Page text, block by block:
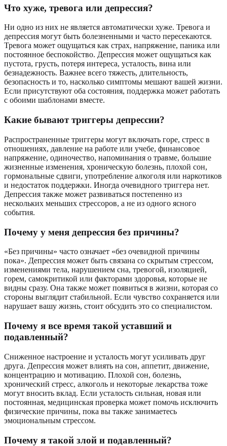
Что хуже, тревога или депрессия?
Ни одно из них не является автоматически хуже. Тревога и
депрессия могут быть болезненными и часто пересекаются.
Тревога может ощущаться как страх, напряжение, паника или
постоянное беспокойство. Депрессия может ощущаться как
пустота, грусть, потеря интереса, усталость, вина или
безнадежность. Важнее всего тяжесть, длительность,
безопасность и то, насколько симптомы мешают вашей жизни.
Если присутствуют оба состояния, поддержка может работать
с обоими шаблонами вместе.
Какие бывают триггеры депрессии?
Распространенные триггеры могут включать горе, стресс в
отношениях, давление на работе или учебе, финансовое
напряжение, одиночество, напоминания о травме, большие
жизненные изменения, хроническую болезнь, плохой сон,
гормональные сдвиги, употребление алкоголя или наркотиков
и недостаток поддержки. Иногда очевидного триггера нет.
Депрессия также может развиваться постепенно из
нескольких меньших стрессоров, а не из одного ясного
события.
Почему у меня депрессия без причины?
«Без причины» часто означает «без очевидной причины
пока». Депрессия может быть связана со скрытым стрессом,
изменениями тела, нарушением сна, тревогой, изоляцией,
горем, самокритикой или факторами здоровья, которые не
видны сразу. Она также может появиться в жизни, которая со
стороны выглядит стабильной. Если чувство сохраняется или
нарушает вашу жизнь, стоит обсудить это со специалистом.
Почему я все время такой уставший и
подавленный?
Сниженное настроение и усталость могут усиливать друг
друга. Депрессия может влиять на сон, аппетит, движение,
концентрацию и мотивацию. Плохой сон, болезнь,
хронический стресс, алкоголь и некоторые лекарства тоже
могут вносить вклад. Если усталость сильная, новая или
постоянная, медицинская проверка может помочь исключить
физические причины, пока вы также занимаетесь
эмоциональным стрессом.
Почему я такой злой и подавленный?